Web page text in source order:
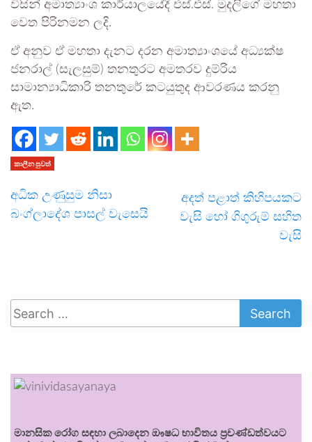
විසින් අමාත්‍යාංශ කාර්යාලයේදී එස්.එස්. මුදලිගේ මහතා
වෙත පිරිනමන ලදි.
ඒ අනුව ඒ මහතා දැනට දරන අමාත්‍යාංශයේ අධ්‍යක්ෂ
ජනරාල් (සැලසුම්) තනතුරට අමතරව දුම්රිය
සාමාන්‍යාධිකාරි තනතුරේ කටයුතුද ආවරණය කරනු
ඇත.
කාලීන පුවත්
අධික උණුසුම නිසා
බංග්ලාදේශ පාසල් වැසෙයි
අදත් පළාත් කිහිපයකට
වැසි හෝ ගිගුරුම් සහිත
වැසි
මානසික රෝග සඳහා ලබාදෙන ඖෂධ භාවිතය ප්‍රචණ්ඩත්වයට